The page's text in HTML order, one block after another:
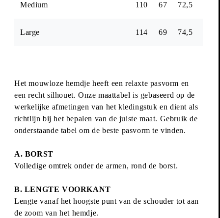
Het mouwloze hemdje heeft een relaxte pasvorm en
een recht silhouet. Onze maattabel is gebaseerd op de
werkelijke afmetingen van het kledingstuk en dient als
richtlijn bij het bepalen van de juiste maat. Gebruik de
onderstaande tabel om de beste pasvorm te vinden.
A. BORST
Volledige omtrek onder de armen, rond de borst.
B. LENGTE VOORKANT
Lengte vanaf het hoogste punt van de schouder tot aan
de zoom van het hemdje.
Medium 110 67 72,5
Large 114 69 74,5